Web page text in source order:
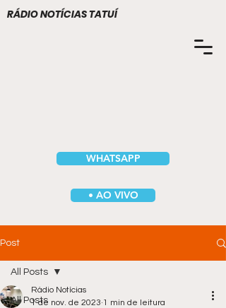
WHATSAPP
RÁDIO NOTÍCIAS TATUÍ
• AO VIVO
Post
All Posts
All Posts
Rádio Notícias
1 de nov. de 2023 1 min de leitura